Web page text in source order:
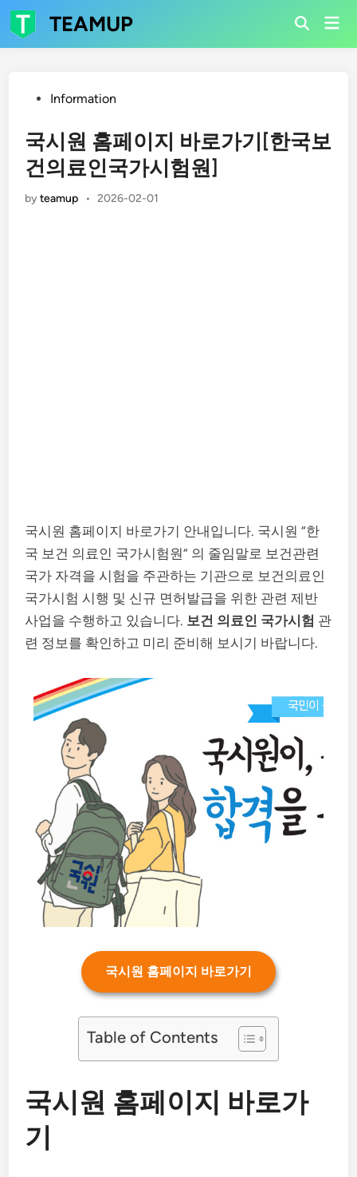
Skip
to
content
TEAMUP
Open
PostedInformation
국시원 홈페이지 바로가기[한국보
건의료인국가시험원]
byteamup • 2026-02-01
국시원 홈페이지 바로가기 안내입니다. 국시원 “한
국 보건 의료인 국가시험원” 의 줄임말로 보건관련
국가 자격을 시험을 주관하는 기관으로 보건의료인
국가시험 시행 및 신규 면허발급을 위한 관련 제반
사업을 수행하고 있습니다. 보건 의료인 국가시험 관
련 정보를 확인하고 미리 준비해 보시기 바랍니다.
국시원 홈페이지 바로가기
Table of Contents
국시원 홈페이지 바로가
기